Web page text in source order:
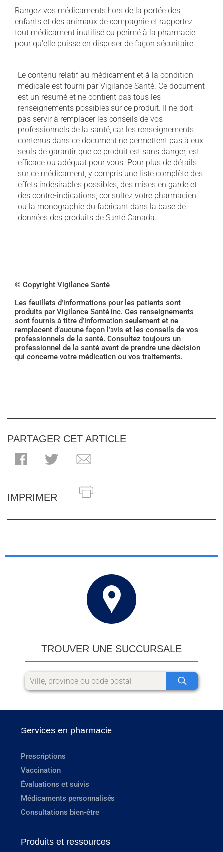
Rangez vos médicaments hors de la portée des
enfants et des animaux de compagnie et rapportez
tout médicament inutilisé ou périmé à la pharmacie
pour qu'elle puisse en disposer de façon sécuritaire.
Le contenu relatif au médicament et à la condition
médicale est fourni par Vigilance Santé. Ce document
est un résumé et ne contient pas tous les
renseignements possibles sur ce produit. Il ne doit
pas servir à remplacer les conseils de vos
professionnels de la santé, car les renseignements
contenus dans ce document ne permettent pas à eux
seuls de garantir que ce produit est sans danger, est
efficace ou adéquat pour vous. Pour plus de détails
sur ce médicament, y compris une liste complète des
effets indésirables possibles, des mises en garde et
des contre-indications, consultez votre pharmacien
ou la monographie du fabricant dans la base de
données des produits de Santé Canada.
© Copyright Vigilance Santé
Les feuillets d'informations pour les patients sont
produits par Vigilance Santé inc. Ces renseignements
sont fournis à titre d’information seulement et ne
remplacent d’aucune façon l’avis et les conseils de vos
professionnels de la santé. Consultez toujours un
professionnel de la santé avant de prendre une décision
qui concerne votre médication ou vos traitements.
PARTAGER CET ARTICLE
IMPRIMER
TROUVER UNE SUCCURSALE
Services en pharmacie
Prescriptions
Vaccination
Évaluations et suivis
Médicaments personnalisés
Consultations bien-être
Produits et ressources